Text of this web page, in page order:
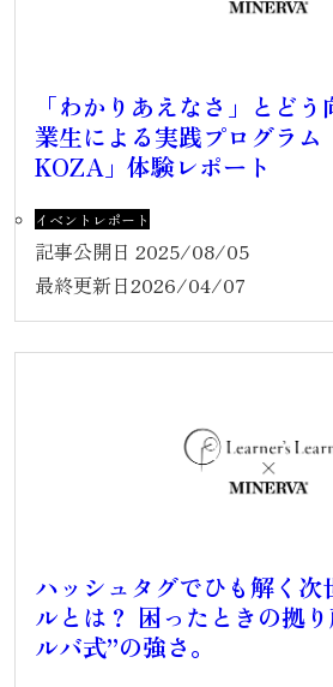
「わかりあえなさ」とど
業生による実践プログラ
KOZA」体験レポート
イベントレポート
記事公開日 2025/08/05
最終更新日2026/04/07
ハッシュタグでひも解く次
ルとは？ 困ったときの拠
ルバ式”の強さ。